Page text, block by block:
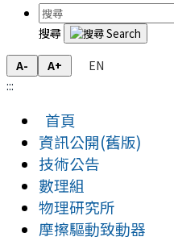
搜尋
A- A+
EN
:::
首頁
資訊公開(舊版)
技術公告
數理組
物理研究所
摩擦驅動致動器